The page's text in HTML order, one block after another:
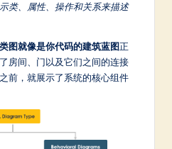
类、属性、操作和关系来描述
类图就像是你代码的建筑蓝图正
房间、门以及它们之间的连接
前，就展示了系统的核心组件